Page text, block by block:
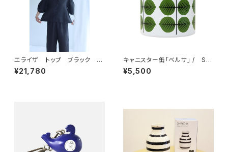
エライザ トップ ブラック
／ fog linen work フォグリ
ネンワーク
¥21,780
キャニスター缶「ベルサ」 / Sti
g Lindberg スティグ・リンドベ
リ
¥5,500